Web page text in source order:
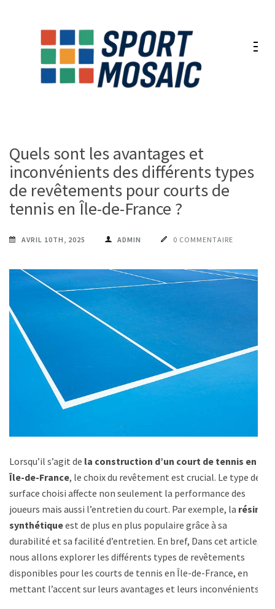
Quels sont les avantages et
inconvénients des différents types
de revêtements pour courts de
tennis en Île-de-France ?
AVRIL 10TH, 2025 ADMIN 0 COMMENTAIRE
Lorsqu’il s’agit de la construction d’un court de tennis en
Île-de-France, le choix du revêtement est crucial. Le type de
surface choisi affecte non seulement la performance des
joueurs mais aussi l’entretien du court. Par exemple, la résine
synthétiqueest de plus en plus populaire grâce à sa
durabilité et sa facilité d’entretien. En bref, Dans cet article,
nous allons explorer les différents types de revêtements
disponibles pour les courts de tennis en Île-de-France, en
mettant l’accent sur leurs avantages et leurs inconvénients.